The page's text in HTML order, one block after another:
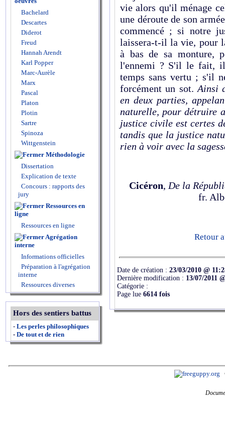
Bachelard
Descartes
Diderot
Freud
Hannah Arendt
Karl Popper
Marc-Aurèle
Marx
Pascal
Platon
Plotin
Sartre
Spinoza
Wittgenstein
Méthodologie
Dissertation
Explication de texte
Concours : rapports des
jury
Ressources en
ligne
Ressources en ligne
Agrégation
interne
Informations officielles
Préparation à l'agrégation
interne
Ressources diverses
Hors des sentiers battus
- Les perles philosophiques
- De tout et de rien
vie alors qu'il ménage
une déroute de son
commencé ; si notre
laissera-t-il la vie, pour
à bas de sa monture,
l'ennemi ? S'il le fait, il
temps sans vertu ; s'il
forcément un sot. Ainsi
en deux parties,
naturelle, pour détruire
justice civile est certes
tandis que la justice
rien à voir avec la
Cicéron, De la
fr.
Retour
Date de création : 23/03/2010 @
Dernière modification : 13/07/2011
Catégorie :
Page lue 6614 fois